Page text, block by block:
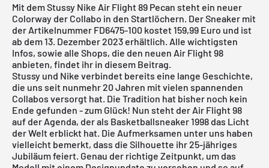
Mit dem Stussy Nike Air Flight 89 Pecan steht ein neuer
Colorway der Collabo in den Startlöchern. Der Sneaker mit
der Artikelnummer FD6475-100 kostet 159,99 Euro und ist
ab dem 13. Dezember 2023 erhältlich. Alle wichtigsten
Infos, sowie alle Shops, die den neuen Air Flight 98
anbieten, findet ihr in diesem Beitrag.
Stussy und Nike verbindet bereits eine lange Geschichte,
die uns seit nunmehr 20 Jahren mit vielen spannenden
Collabos versorgt hat. Die Tradition hat bisher noch kein
Ende gefunden - zum Glück! Nun steht der Air Flight 98
auf der Agenda, der als Basketballsneaker 1998 das Licht
der Welt erblickt hat. Die Aufmerksamen unter uns haben
vielleicht bemerkt, dass die Silhouette ihr 25-jähriges
Jubiläum feiert. Genau der richtige Zeitpunkt, um das